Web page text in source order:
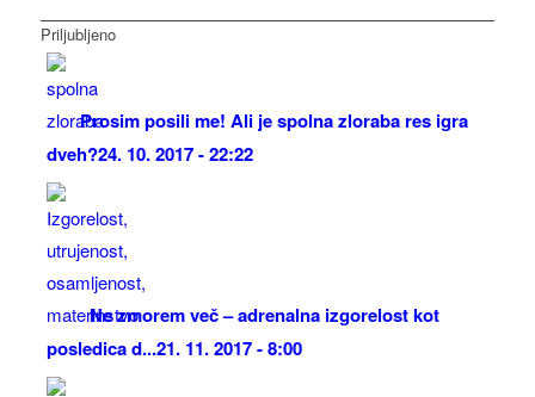
Priljubljeno
Prosim posili me! Ali je spolna zloraba res igra
dveh?24. 10. 2017 - 22:22
Ne zmorem več – adrenalna izgorelost kot
posledica d...21. 11. 2017 - 8:00